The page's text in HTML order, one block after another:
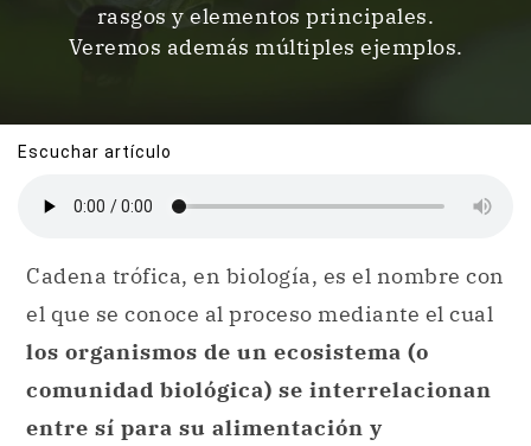
rasgos y elementos principales.
Veremos además múltiples ejemplos.
Escuchar artículo
Cadena trófica, en biología, es el nombre con
el que se conoce al proceso mediante el cual
los organismos de un ecosistema (o
comunidad biológica) se interrelacionan
entre sí para su alimentación y